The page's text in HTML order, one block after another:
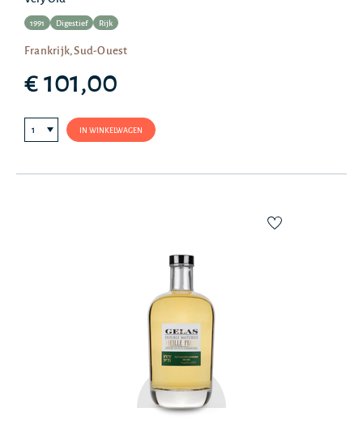
1991 Digestief Rijk
Frankrijk, Sud-Ouest
€ 101,00
IN WINKELWAGEN